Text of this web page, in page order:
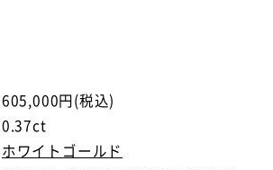
605,000円(税込)
0.37ct
ホワイトゴールド